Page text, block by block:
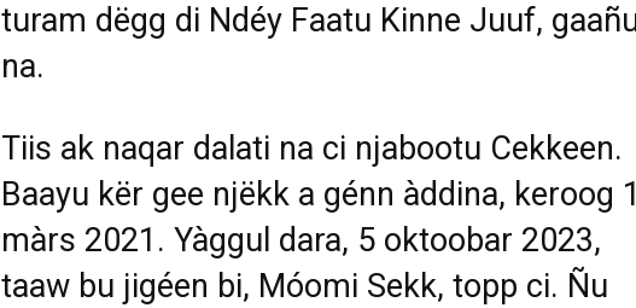
turam dëgg di Ndéy Faatu Kinne Juuf,
na.
Tiis ak naqar dalati na ci njabootu Cekkeen.
Baayu kër gee njëkk a génn àddina, keroog
màrs 2021. Yàggul dara, 5 oktoobar 2023,
taaw bu jigéen bi, Móomi Sekk, topp ci. Ñu